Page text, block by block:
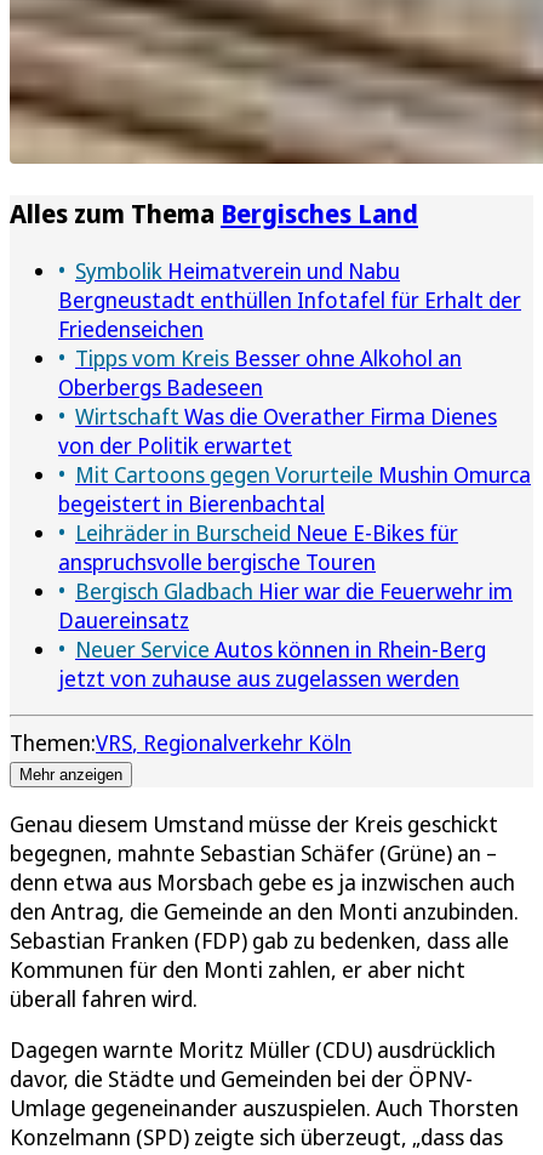
Alles zum Thema Bergisches Land
Symbolik Heimatverein und Nabu
Bergneustadt enthüllen Infotafel für Erhalt der
Friedenseichen
Tipps vom Kreis Besser ohne Alkohol an
Oberbergs Badeseen
Wirtschaft Was die Overather Firma Dienes
von der Politik erwartet
Mit Cartoons gegen Vorurteile Mushin Omurca
begeistert in Bierenbachtal
Leihräder in Burscheid Neue E-Bikes für
anspruchsvolle bergische Touren
Bergisch Gladbach Hier war die Feuerwehr im
Dauereinsatz
Neuer Service Autos können in Rhein-Berg
jetzt von zuhause aus zugelassen werden
Themen:VRS Regionalverkehr Köln
Mehr anzeigen
Genau diesem Umstand müsse der Kreis geschickt
begegnen, mahnte Sebastian Schäfer (Grüne) an –
denn etwa aus Morsbach gebe es ja inzwischen auch
den Antrag, die Gemeinde an den Monti anzubinden.
Sebastian Franken (FDP) gab zu bedenken, dass alle
Kommunen für den Monti zahlen, er aber nicht
überall fahren wird.
Dagegen warnte Moritz Müller (CDU) ausdrücklich
davor, die Städte und Gemeinden bei der ÖPNV-
Umlage gegeneinander auszuspielen. Auch Thorsten
Konzelmann (SPD) zeigte sich überzeugt, „dass das